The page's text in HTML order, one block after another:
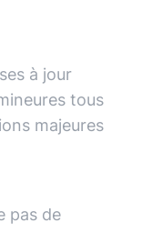
à jour
tous
majeures
pas de